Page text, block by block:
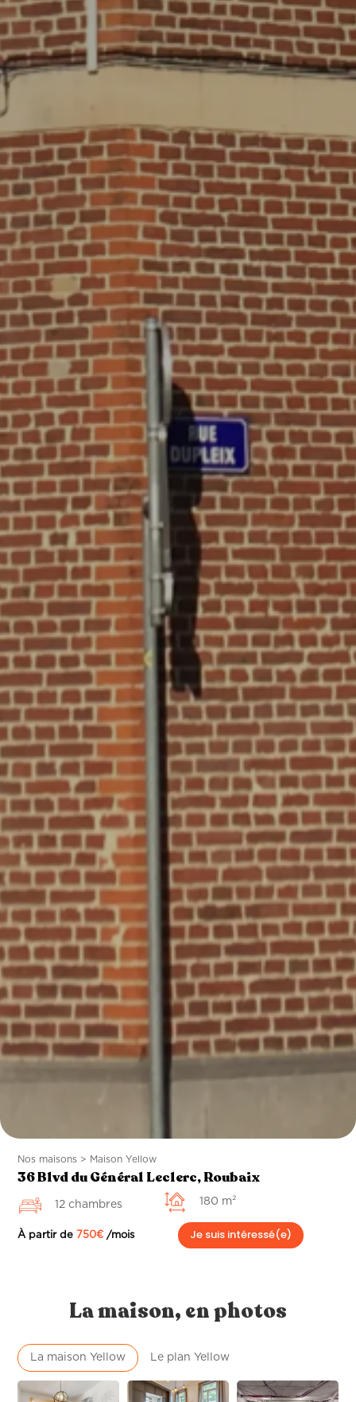
Nos maisons > Maison Yellow
36 Blvd du Général Leclerc, Roubaix
12 chambres 180 m²
À partir de 750€ /mois Je suis intéressé(e)
La maison, en photos
La maison Yellow Le plan Yellow